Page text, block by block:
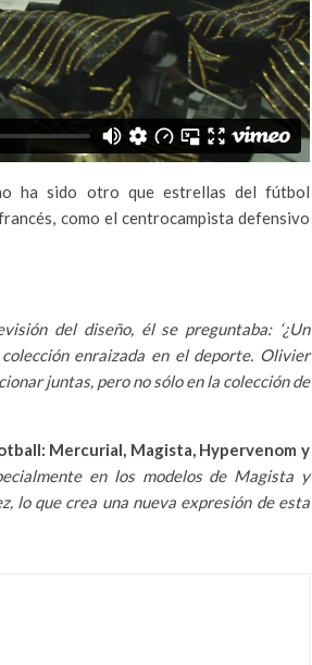
ha sido otro que estrellas del fútbol
como el centrocampista defensivo
del diseño, él se preguntaba: ‘¿Un
enraizada en el deporte. Olivier
juntas, pero no sólo en la colección de
Mercurial, Magista, Hypervenom y
en los modelos de Magista y
lo que crea una nueva expresión de esta